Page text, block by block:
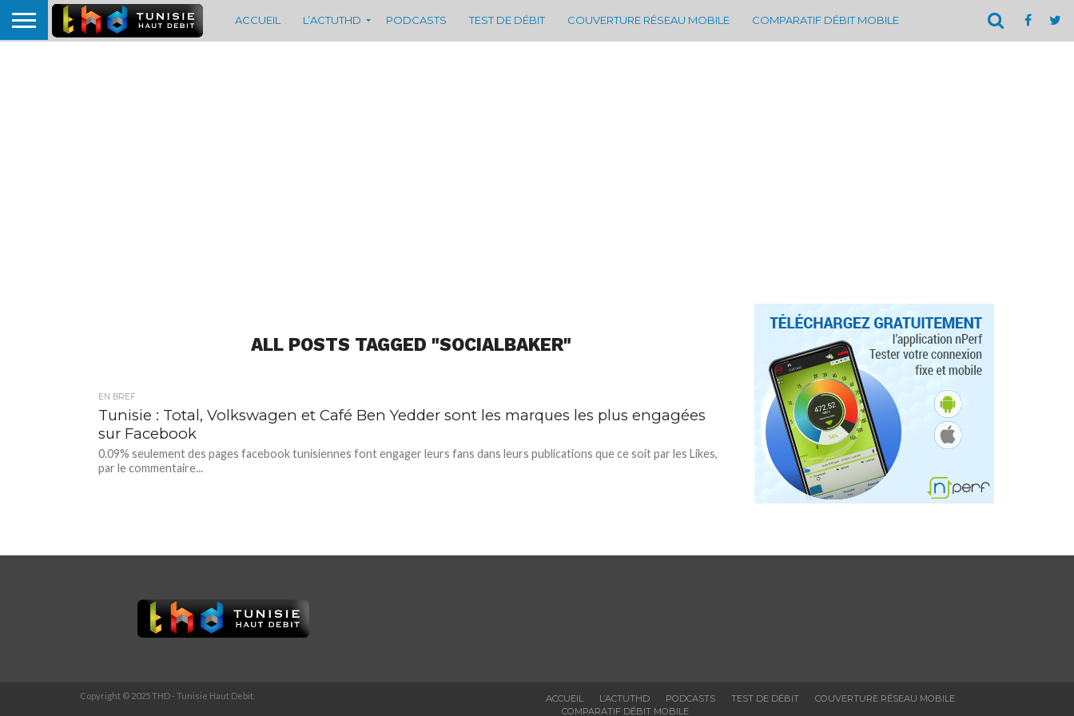
ACCUEIL L’ACTUTHD PODCASTS TEST DE DÉBIT COUVERTURE RÉSEAU MOBILE COMPARATIF DÉBIT MOBILE
ALL POSTS TAGGED "SOCIALBAKER"
EN BREF
Tunisie : Total, Volkswagen et Café Ben Yedder sont les marques les plus engagées
sur Facebook
0.09% seulement des pages facebook tunisiennes font engager leurs fans dans leurs publications que ce soit par les Likes,
par le commentaire...
ACCUEIL L’ACTUTHD PODCASTS TEST DE DÉBIT
COUVERTURE RÉSEAU MOBILE
COMPARATIF DÉBIT MOBILE
Copyright © 2025 THD - Tunisie Haut Debit.